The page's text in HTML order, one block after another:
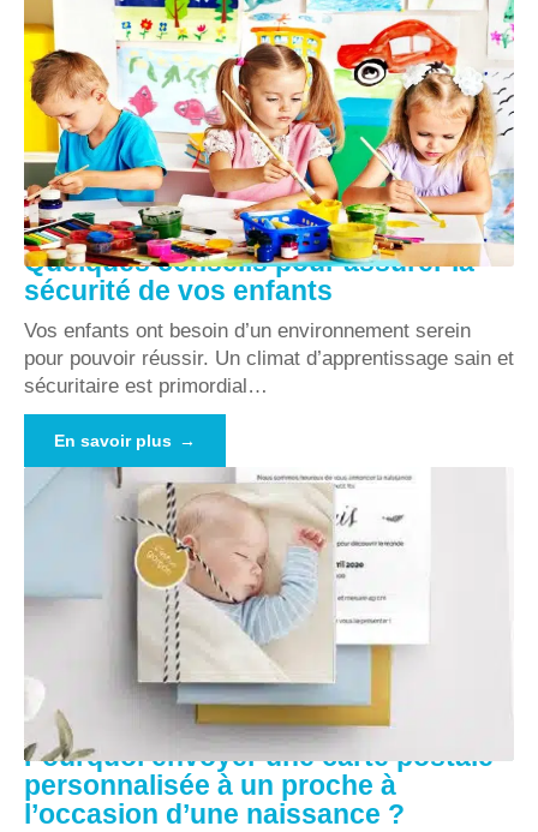
Quelques conseils pour assurer la
sécurité de vos enfants
Vos enfants ont besoin d’un environnement serein
pour pouvoir réussir. Un climat d’apprentissage sain et
sécuritaire est primordial …
En savoir plus
Pourquoi envoyer une carte postale
personnalisée à un proche à
l’occasion d’une naissance ?